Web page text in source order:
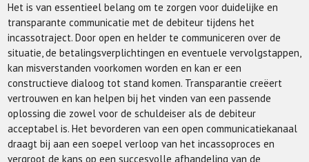
Het is van essentieel belang om te zorgen voor duidelijke en
transparante communicatie met de debiteur tijdens het
incassotraject. Door open en helder te communiceren over de
situatie, de betalingsverplichtingen en eventuele vervolgstappen,
kan misverstanden voorkomen worden en kan er een
constructieve dialoog tot stand komen. Transparantie creëert
vertrouwen en kan helpen bij het vinden van een passende
oplossing die zowel voor de schuldeiser als de debiteur
acceptabel is. Het bevorderen van een open communicatiekanaal
draagt bij aan een soepel verloop van het incassoproces en
vergroot de kans op een succesvolle afhandeling van de